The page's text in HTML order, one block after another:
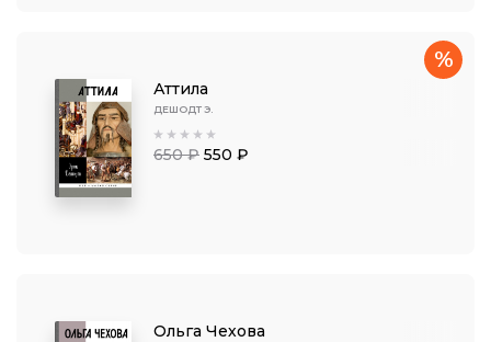
Аттила
ДЕШОДТ Э.
650 ₽ 550 ₽
%
Ольга Чехова